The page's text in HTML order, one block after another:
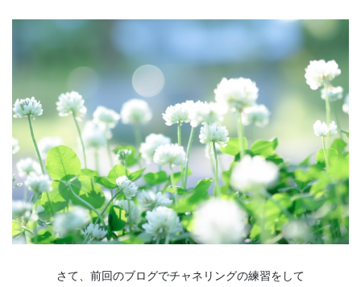
さて、前回のブログでチャネリングの練習をして